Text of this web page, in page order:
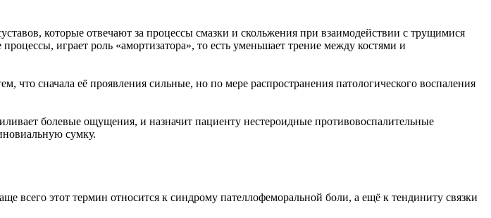
которые отвечают за процессы смазки и скольжения при взаимодействии с трущимися
играет роль «амортизатора», то есть уменьшает трение между костями и
что сначала её проявления сильные, но по мере распространения патологического воспаления
болевые ощущения, и назначит пациенту нестероидные противовоспалительные
сумку.
всего этот термин относится к синдрому пателлофеморальной боли, а ещё к тендиниту связки